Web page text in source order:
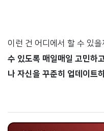
이런 건 어디에서 할 수 있을
수 있도록 매일매일 고민하
나 자신을 꾸준히 업데이트